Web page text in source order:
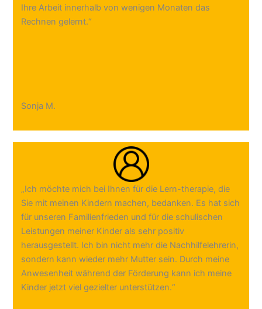
Ihre Arbeit innerhalb von wenigen Monaten das
Rechnen gelernt.“
Sonja M.
„Ich möchte mich bei Ihnen für die Lern-therapie, die
Sie mit meinen Kindern machen, bedanken. Es hat sich
für unseren Familienfrieden und für die schulischen
Leistungen meiner Kinder als sehr positiv
herausgestellt. Ich bin nicht mehr die Nachhilfelehrerin,
sondern kann wieder mehr Mutter sein. Durch meine
Anwesenheit während der Förderung kann ich meine
Kinder jetzt viel gezielter unterstützen.“